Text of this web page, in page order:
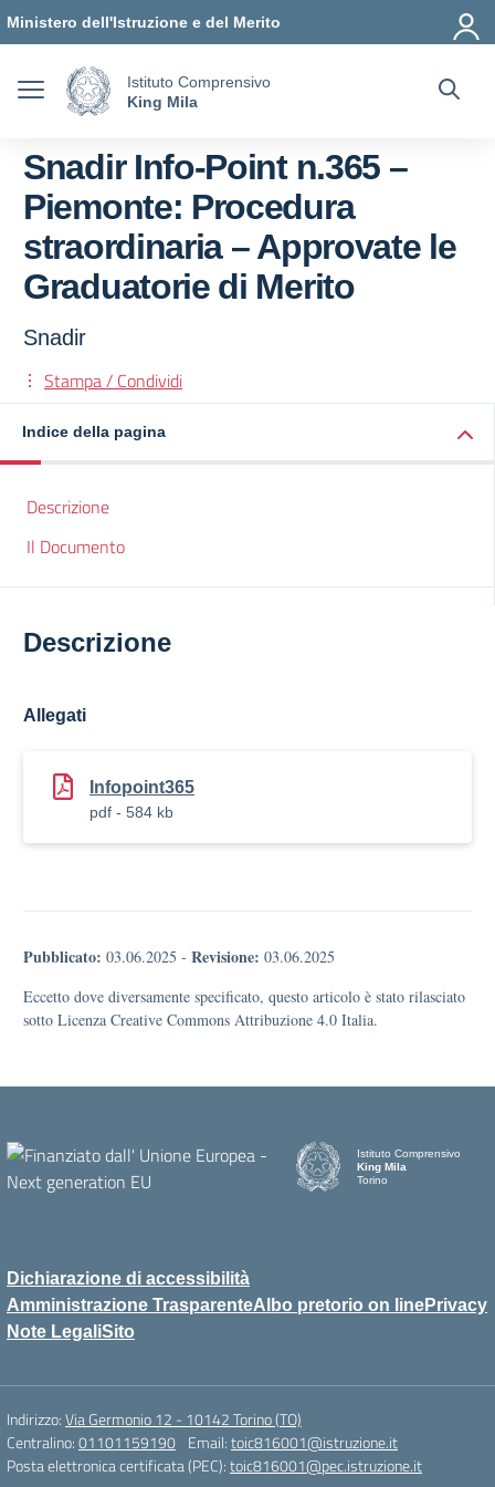
Vai ai contenuti
Vai al menu di navigazione
Vai al footer
Ministero dell'Istruzione e del Merito
Istituto Comprensivo
King Mila
Snadir Info-Point n.365 –
Piemonte: Procedura
straordinaria – Approvate le
Graduatorie di Merito
Snadir
Stampa / Condividi
Indice della pagina
Descrizione
Il Documento
Descrizione
Allegati
Infopoint365
pdf - 584 kb
Pubblicato: 03.06.2025 - Revisione: 03.06.2025
Eccetto dove diversamente specificato, questo articolo è stato rilasciato
sotto Licenza Creative Commons Attribuzione 4.0 Italia.
Istituto Comprensivo
King Mila
Torino
Dichiarazione di accessibilità
Amministrazione TrasparenteAlbo pretorio on linePrivacy
Note LegaliSito
Indirizzo:Via Germonio 12 - 10142 Torino (TO)
Centralino:01101159190 Email:toic816001@istruzione.it
Posta elettronica certificata (PEC):toic816001@pec.istruzione.it